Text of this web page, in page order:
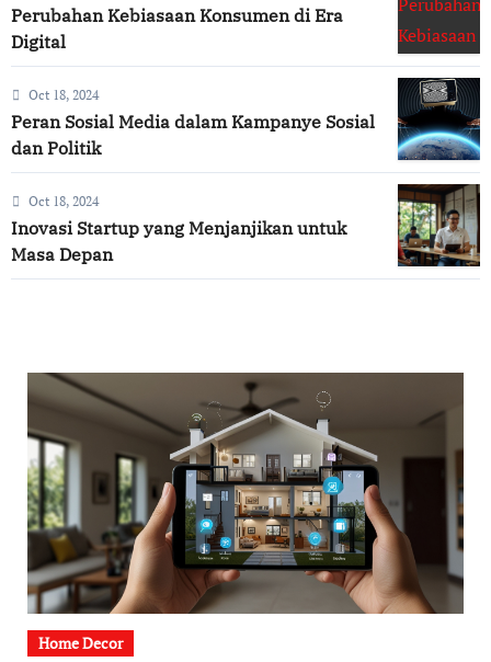
Perubahan Kebiasaan Konsumen di Era
Digital
Oct 18, 2024
Peran Sosial Media dalam Kampanye Sosial
dan Politik
Oct 18, 2024
Inovasi Startup yang Menjanjikan untuk
Masa Depan
Home Decor